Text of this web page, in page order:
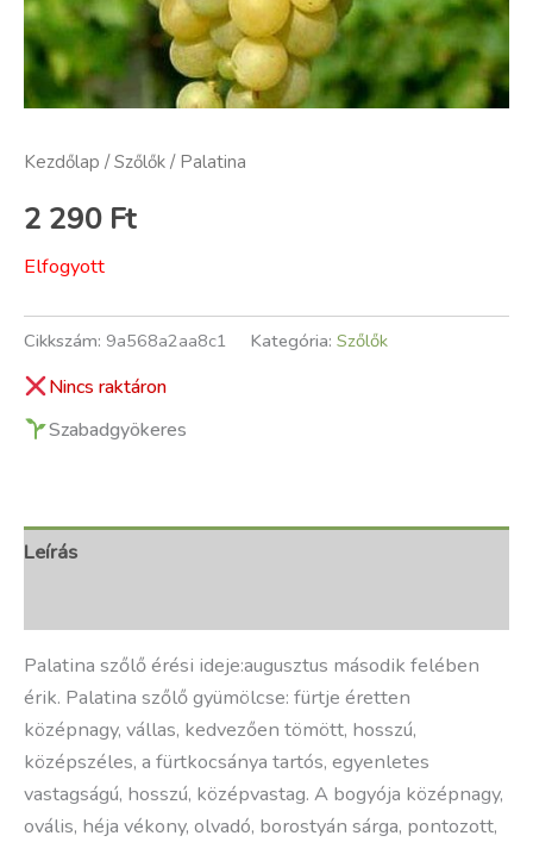
Kezdőlap /Szőlők / Palatina
2 290 Ft
Elfogyott
Cikkszám: 9a568a2aa8c1 Kategória: Szőlők
Nincs raktáron
Szabadgyökeres
Leírás
Palatina szőlő érési ideje:augusztus második felében
érik. Palatina szőlő gyümölcse: fürtje éretten
középnagy, vállas, kedvezően tömött, hosszú,
középszéles, a fürtkocsánya tartós, egyenletes
vastagságú, hosszú, középvastag. A bogyója középnagy,
ovális, héja vékony, olvadó, borostyán sárga, pontozott,